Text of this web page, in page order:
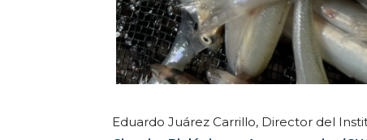
Eduardo Juárez Carrillo, Director del